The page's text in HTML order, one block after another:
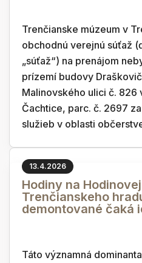
Trenčianske múzeum v
obchodnú verejnú súťaž
„súťaž“) na prenájom
prízemí budovy
Malinovského ulici č. 826
Čachtice, parc. č. 2697
služieb v oblasti
13.4.2026
Hodiny na
Trenčianskeho
demontované čaká
Táto významná